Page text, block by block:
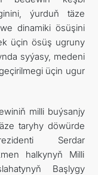
ýurduň täze
dinamiki ösüşini
üçin ösüş ugruny
syýasy, medeni
üçin ugur
milli buýsanjy
taryhy döwürde
Serdar
halkynyň Milli
Başlygy